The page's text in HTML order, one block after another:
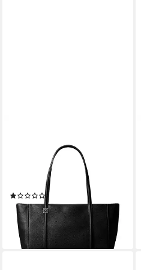
PEBBLE TOTE, Handtasche,
Henkeltasche, Schultertasche
mit Logoschriftzug
(1)
101,86 € UVP 159,90 €
-36%
lieferbar - in 1-2 Werktagen bei dir